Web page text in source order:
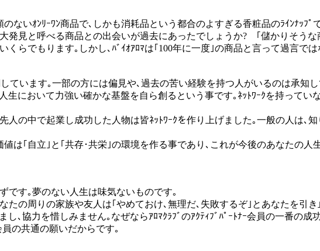
ないｵﾝﾘｰﾜﾝ商品で､しかも消耗品という都合のよすぎる香粧品のﾗｲﾝﾅｯﾌ
発見と呼べる商品との出会いが過去にあったでしょうか? ｢儲かりそう
らでもります｡しかし､ﾊﾞｲｵｱﾛﾏは｢100年に一度｣の商品と言って過言で
ています｡一部の方には偏見や､過去の苦い経験を持つ人がいるのは承知
において力強い確かな基盤を自ら創るという事です｡ﾈｯﾄﾜｰｸを持ってい
人の中で起業し成功した人物は皆ﾈｯﾄﾜｰｸを作り上げました｡一般の人は､
は｢自立｣と｢共存･共栄｣の環境を作る事であり､これが今後のあなたの
です｡夢のない人生は味気ないものです｡
の周りの家族や友人は｢やめておけ､無理だ､失敗するぞ｣とあなたを引
､協力を惜しみません｡なぜならｱﾛﾏｸﾗﾌﾞのｱｸﾃｨﾌﾞﾊﾟｰﾄﾅｰ会員の一番の
の共通の願いだからです｡